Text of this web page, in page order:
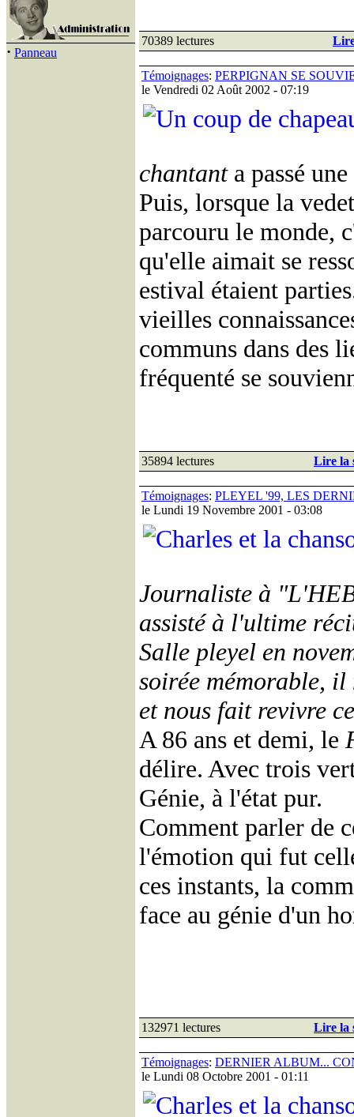
· Panneau
70389 lectures
Témoignages: PERPIGNAN SE
le Vendredi 02 Août 2002 - 07:19
chantant a passé
Puis, lorsque la
parcouru le monde,
qu'elle aimait se
estival étaient
vieilles
communs dans des
fréquenté se
35894 lectures Lire la
Témoignages: PLEYEL '99, LES
le Lundi 19 Novembre 2001 - 03:08
Journaliste à
assisté à l'ultime
Salle pleyel en
soirée mémorable, il
et nous fait revivre
A 86 ans et demi, le
délire. Avec trois
Génie, à l'état pur.
Comment parler de
l'émotion qui fut
ces instants, la
face au génie d'un
132971 lectures Lire la
Témoignages: DERNIER ALBUM...
le Lundi 08 Octobre 2001 - 01:11